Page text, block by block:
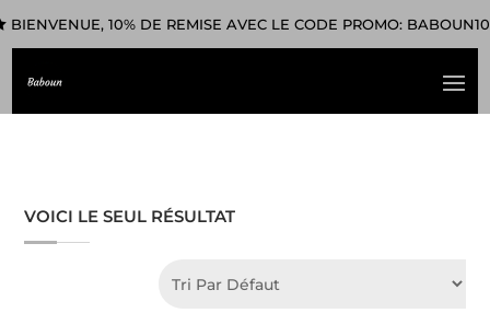
BIENVENUE, 10% DE REMISE AVEC LE CODE PROMO: BABOUN10
VOICI LE SEUL RÉSULTAT